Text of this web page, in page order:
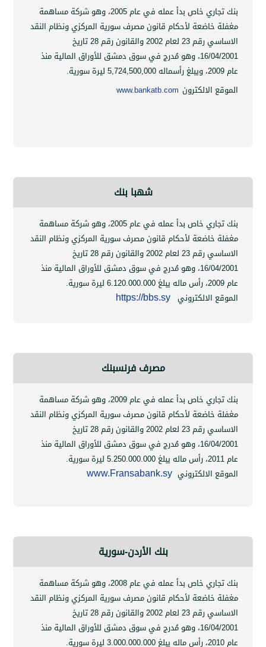
بنك تجاري خاص بدأ عمله في عام 2005، وهو شركة مساهمة
خاضعة لأحكام قانون مصرف سورية المركزي ونظام النقد
الاساسي رقم 23 لعام 2002 والقانون رقم 28 تاريخ
وهو مُدرج في سوق دمشق للأوراق المالية منذ
الالكترون www.bankatb.com
بنك تجاري خاص بدأ عمله في عام 2005، وهو شركة مساهمة
خاضعة لأحكام قانون مصرف سورية المركزي ونظام النقد
الاساسي رقم 23 لعام 2002 والقانون رقم 28 تاريخ
وهو مُدرج في سوق دمشق للأوراق المالية منذ
6.120.000.000ليرة سورية.
الالكتروني https://bbs.sy
مصرف فرنسبنك
بنك تجاري خاص بدأ عمله في عام 2009، وهو شركة مساهمة
خاضعة لأحكام قانون مصرف سورية المركزي ونظام النقد
الاساسي رقم 23 لعام 2002 والقانون رقم 28 تاريخ
وهو مُدرج في سوق دمشق للأوراق المالية منذ
5.250.000.000ليرة سورية.
الالكتروني www.Fransabank.sy
بنك الأردن-سورية
بنك تجاري خاص بدأ عمله في عام 2008، وهو شركة مساهمة
خاضعة لأحكام قانون مصرف سورية المركزي ونظام النقد
الاساسي رقم 23 لعام 2002 والقانون رقم 28 تاريخ
وهو مُدرج في سوق دمشق للأوراق المالية منذ
3.000.000.000ليرة سورية.